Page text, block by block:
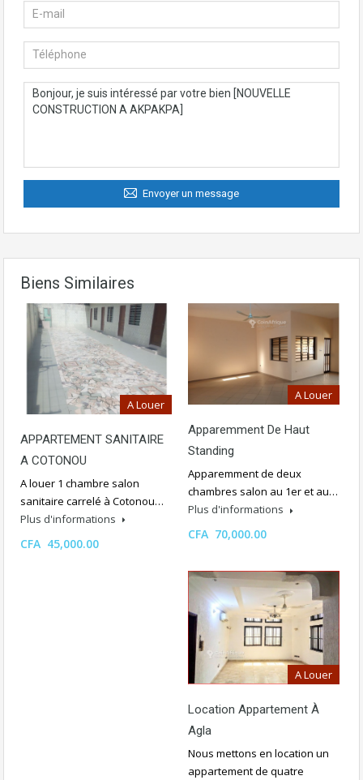
Envoyer un message
Biens Similaires
A Louer
APPARTEMENT SANITAIRE
A COTONOU
A louer 1 chambre salon
sanitaire carrelé à Cotonou…
Plus d'informations
CFA 45,000.00
A Louer
Apparemment De Haut
Standing
Apparemment de deux
chambres salon au 1er et au…
Plus d'informations
CFA 70,000.00
A Louer
Location Appartement À
Agla
Nous mettons en location un
appartement de quatre